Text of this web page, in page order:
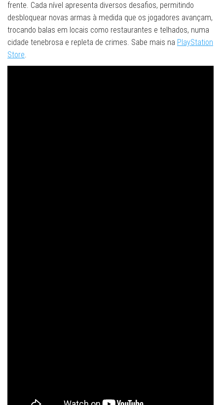
frente. Cada nível apresenta diversos desafios, permitindo
desbloquear novas armas à medida que os jogadores avançam,
trocando balas em locais como restaurantes e telhados, numa
cidade tenebrosa e repleta de crimes. Sabe mais na PlayStation
Store.